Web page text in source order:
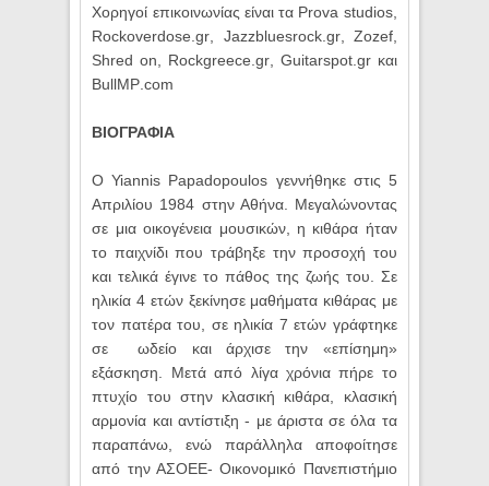
Χορηγοί επικοινωνίας είναι τα Prova studios,
Rockoverdose.gr, Jazzbluesrock.gr, Zozef,
Shred on, Rockgreece.gr, Guitarspot.gr και
BullMP.com
ΒΙΟΓΡΑΦΙΑ
Ο Yiannis Papadopoulos γεννήθηκε στις 5
Απριλίου 1984 στην Αθήνα. Μεγαλώνοντας
σε μια οικογένεια μουσικών, η κιθάρα ήταν
το παιχνίδι που τράβηξε την προσοχή του
και τελικά έγινε το πάθος της ζωής του. Σε
ηλικία 4 ετών ξεκίνησε μαθήματα κιθάρας με
τον πατέρα του, σε ηλικία 7 ετών γράφτηκε
σε ωδείο και άρχισε την «επίσημη»
εξάσκηση. Μετά από λίγα χρόνια πήρε το
πτυχίο του στην κλασική κιθάρα, κλασική
αρμονία και αντίστιξη - με άριστα σε όλα τα
παραπάνω, ενώ παράλληλα αποφοίτησε
από την ΑΣΟΕΕ- Οικονομικό Πανεπιστήμιο